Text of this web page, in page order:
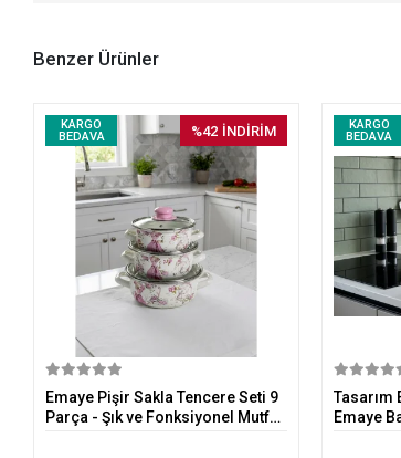
Benzer Ürünler
KARGO
BEDAVA
%42 İNDİRİM
Emaye Pişir Sakla Tencere Seti 9
Parça - Şık ve Fonksiyonel Mutfak
KARGO
BEDAVA
Tasarım
Emaye